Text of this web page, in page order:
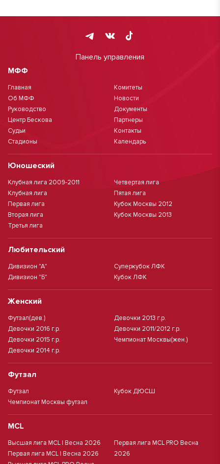
Панель управления
МФФ
Главная
Об МФФ
Руководство
Центр Бескова
Судьи
Стадионы
Комитеты
Новости
Документы
Партнеры
Контакты
Календарь
Юношеский
Клубная лига 2009-2011
Клубная лига
Первая лига
Вторая лига
Третья лига
Четвертая лига
Пятая лига
Кубок Москвы 2012
Кубок Москвы 2013
Любительский
Дивизион "А"
Дивизион "Б"
Суперкубок ЛФК
Кубок ЛФК
Женский
Футзал(дев.)
Девочки 2016 г.р.
Девочки 2015 г.р.
Девочки 2014 г.р.
Девочки 2013 г.р.
Девочки 2011/2012 г.р.
Чемпионат Москвы(жен.)
Футзал
Футзал
Чемпионат Москвы футзал
Кубок ДЮСШ
MCL
Высшая лига MCL | Весна 2026
Первая лига MCL | Весна 2026
Первая лига MCL PRO Весна
2026